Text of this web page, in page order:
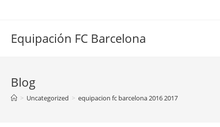
Equipación FC Barcelona
Blog
> Uncategorized > equipacion fc barcelona 2016 2017